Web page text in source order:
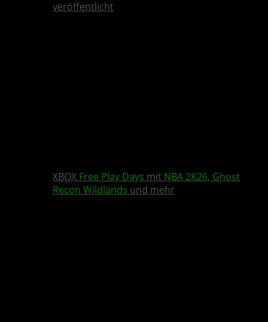
veröffentlicht
XBOX Free Play Days mit NBA 2K26, Ghost
Recon Wildlands und mehr